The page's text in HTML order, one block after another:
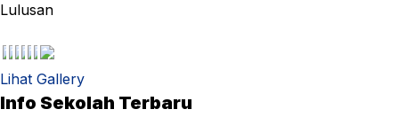
Lulusan
Lihat Gallery
Info Sekolah Terbaru